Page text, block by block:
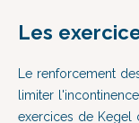
Les
Le renforcement
limiter
exercices de Kegel